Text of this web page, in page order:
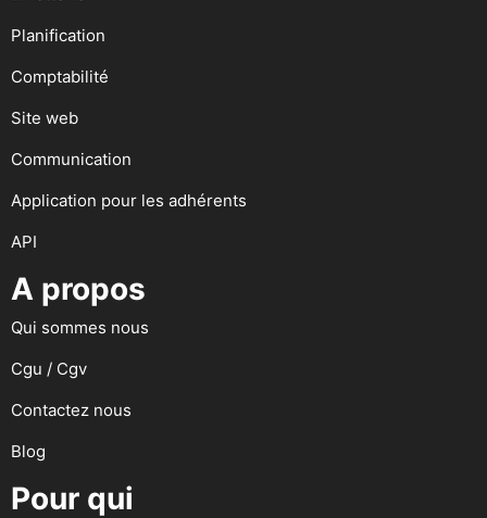
Planification
Comptabilité
Site web
Communication
Application pour les adhérents
API
A propos
Qui sommes nous
Cgu / Cgv
Contactez nous
Blog
Pour qui